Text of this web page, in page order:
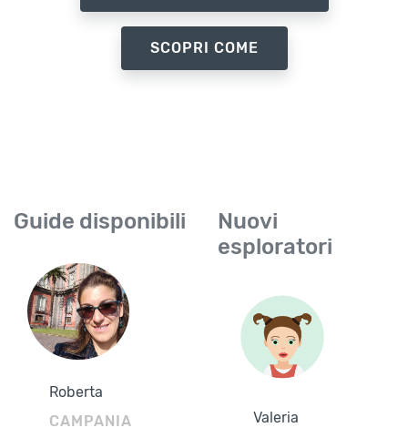
SCOPRI COME
Guide disponibili
Roberta
CAMPANIA
Nuovi
esploratori
Valeria